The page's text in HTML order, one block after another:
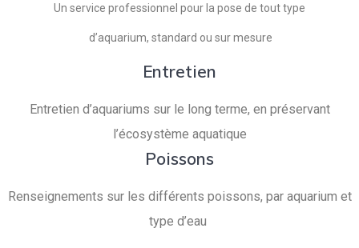
Un service professionnel pour la pose de tout type
d’aquarium, standard ou sur mesure
Entretien
Entretien d’aquariums sur le long terme, en préservant
l’écosystème aquatique
Poissons
Renseignements sur les différents poissons, par aquarium et
type d’eau